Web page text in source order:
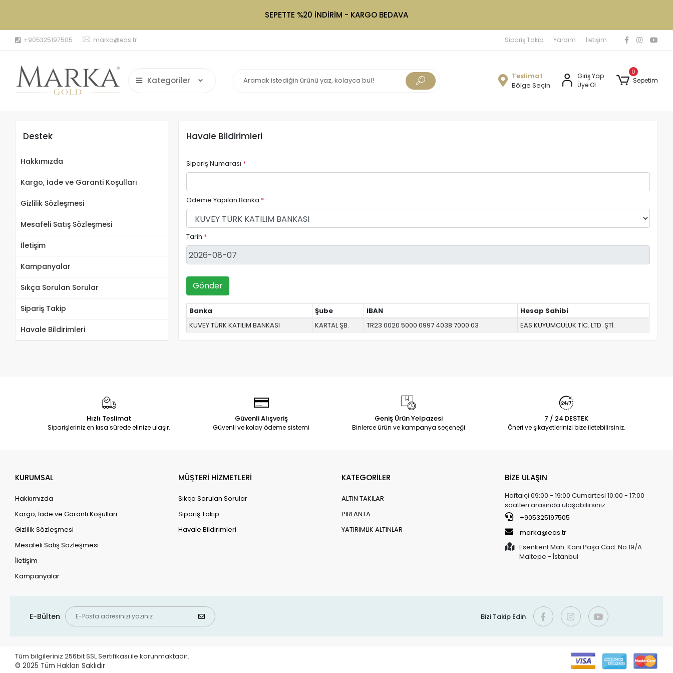
SEPETTE %20 İNDİRİM - KARGO BEDAVA
+905325197505 marka@eas.tr Sipariş Takip Yardım İletişim
Kategoriler
Teslimat
Bölge Seçin
Giriş Yap
Üye Ol
0
Sepetim
Destek
Hakkımızda
Kargo, İade ve Garanti Koşulları
Gizlilik Sözleşmesi
Mesafeli Satış Sözleşmesi
İletişim
Kampanyalar
Sıkça Sorulan Sorular
Sipariş Takip
Havale Bildirimleri
Havale Bildirimleri
Sipariş Numarası *
Ödeme Yapilan Banka *
Tarih *
Gönder
Banka Şube IBAN
Hesap Sahibi
KUVEY TÜRK KATILIM BANKASI
KARTAL ŞB. TR23 0020 5000 0997 4038 7000 03 EAS KUYUMCULUK TİC. LTD. ŞTİ.
Hızlı Teslimat
Siparişleriniz en kısa sürede elinize ulaşır.
Güvenli Alışveriş
Güvenli ve kolay ödeme sistemi
Geniş Ürün Yelpazesi
Binlerce ürün ve kampanya seçeneği
7 / 24 DESTEK
Öneri ve şikayetlerinizi bize iletebilirsiniz.
KURUMSAL
Hakkımızda
Kargo, İade ve Garanti Koşulları
Gizlilik Sözleşmesi
Mesafeli Satış Sözleşmesi
İletişim
Kampanyalar
MÜŞTERİ HİZMETLERİ
Sıkça Sorulan Sorular
Sipariş Takip
Havale Bildirimleri
KATEGORİLER
ALTIN TAKILAR
PIRLANTA
YATIRIMLIK ALTINLAR
BİZE ULAŞIN
Haftaiçi 09:00 - 19:00 Cumartesi 10:00 - 17:00
saatleri arasında ulaşabilirsiniz.
+905325197505
marka@eas.tr
Esenkent Mah. Kani Paşa Cad. No:19/A
Maltepe - İstanbul
E-Bülten Bizi Takip Edin
Tüm bilgileriniz 256bit SSL Sertifikası ile korunmaktadır.
© 2025 Tüm Hakları Saklıdır